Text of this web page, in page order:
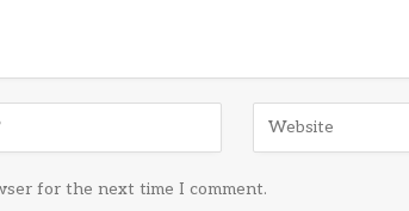
for the next time I comment.